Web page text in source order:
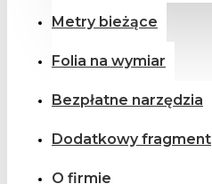
Metry bieżące
Folia na wymiar
Bezpłatne narzędzia
Dodatkowy fragment
O firmie